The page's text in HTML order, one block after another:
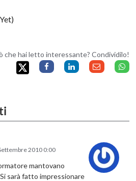
che hai letto interessante? Condividilo!
2010 0:00
mantovano
sarà fatto impressionare